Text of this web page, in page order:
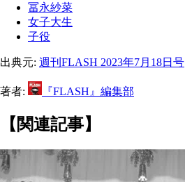
冨永紗菜
女子大生
子役
出典元: 週刊FLASH 2023年7月18日号
著者: 『FLASH』編集部
【関連記事】